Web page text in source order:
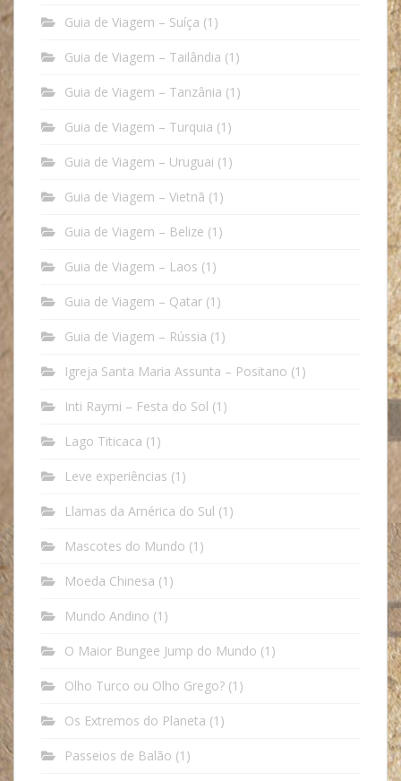
Guia de Viagem – Suíça (1)
Guia de Viagem – Tailândia (1)
Guia de Viagem – Tanzânia (1)
Guia de Viagem – Turquia (1)
Guia de Viagem – Uruguai (1)
Guia de Viagem – Vietnã (1)
Guia de Viagem – Belize (1)
Guia de Viagem – Laos (1)
Guia de Viagem – Qatar (1)
Guia de Viagem – Rússia (1)
Igreja Santa Maria Assunta – Positano (1)
Inti Raymi – Festa do Sol (1)
Lago Titicaca (1)
Leve experiências (1)
Llamas da América do Sul (1)
Mascotes do Mundo (1)
Moeda Chinesa (1)
Mundo Andino (1)
O Maior Bungee Jump do Mundo (1)
Olho Turco ou Olho Grego? (1)
Os Extremos do Planeta (1)
Passeios de Balão (1)